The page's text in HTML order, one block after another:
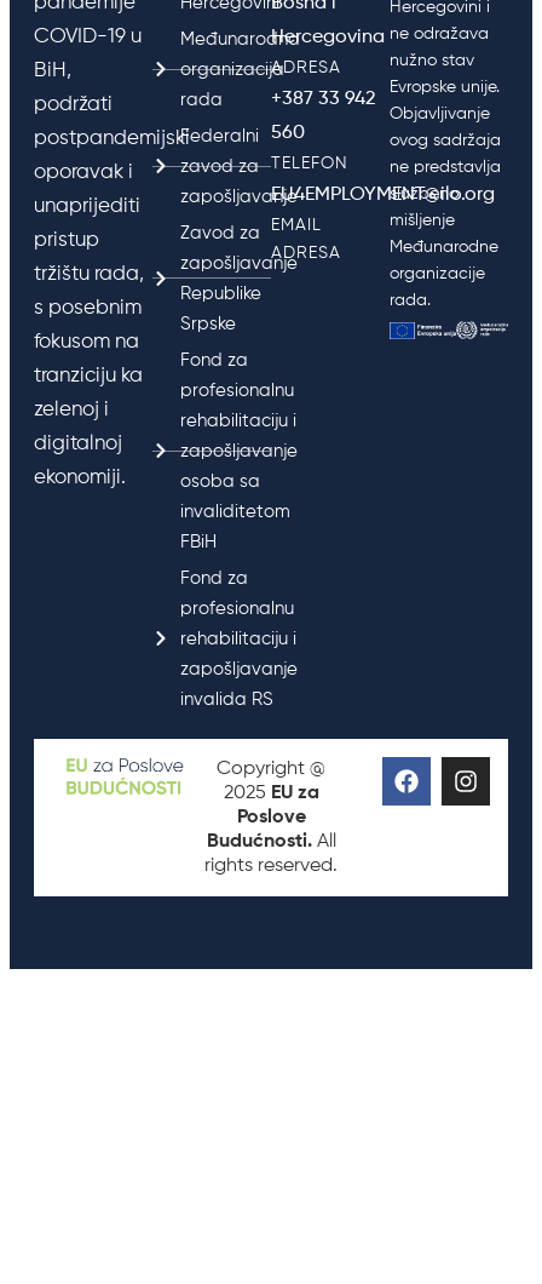
COVID-19 u
BiH,
podržati
postpandemijski
oporavak i
unaprijediti
pristup
tržištu rada,
s posebnim
fokusom na
tranziciju ka
zelenoj i
digitalnoj
ekonomiji.
Međunarodna
organizacija
rada
Federalni
zavod za
zapošljavanje
Zavod za
zapošljavanje
Republike
Srpske
Fond za
profesionalnu
rehabilitaciju i
zapošljavanje
osoba sa
invaliditetom
FBiH
Fond za
profesionalnu
rehabilitaciju i
zapošljavanje
invalida RS
Hercegovina
ADRESA
+387 33 942
560
TELEFON
EU4EMPLOYMENT@ilo.org
EMAIL
ADRESA
Hercegovini i
ne odražava
nužno stav
Evropske unije.
Objavljivanje
ovog sadržaja
ne predstavlja
službeno
mišljenje
Međunarodne
organizacije
rada.
Copyright @
2025 EU za
Poslove
Budućnosti.All
rights reserved.